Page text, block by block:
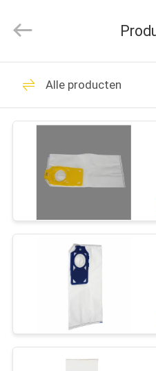
HUIS
PRODUCTEN
ONGEVEER
FABRIEKSREIS
CONTACTEER
ONS
Rights
by
De
Vacfilter
De
Alle producten